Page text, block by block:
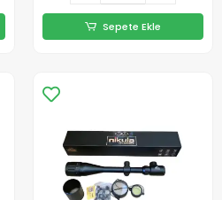
Sepete Ekle